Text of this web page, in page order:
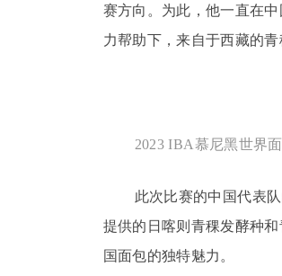
赛方向。为此，他一直在
力帮助下，来自于西藏的
2023 IBA慕尼黑世界
此次比赛的中国代表
提供的日喀则青稞发酵种
国面包的独特魅力。